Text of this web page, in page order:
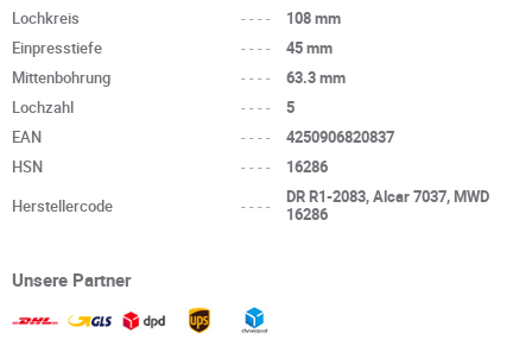
Lochkreis
----
108 mm
Einpresstiefe
----
45 mm
Mittenbohrung
----
63.3 mm
Lochzahl
----
5
EAN
----
4250906820837
HSN
----
16286
Herstellercode
----
DR R1-2083, Alcar 7037, MWD
16286
Unsere Partner